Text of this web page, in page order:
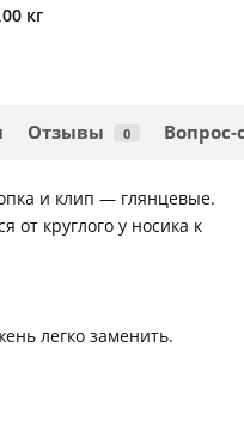
кг
Отзывы 0 Вопрос-
и клип — глянцевые.
от круглого у носика к
легко заменить.